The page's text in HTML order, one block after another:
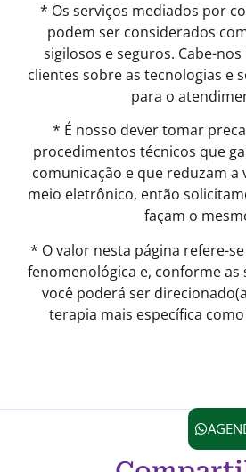
* Os serviços mediados por
podem ser considerados
sigilosos e seguros. Cabe-
clientes sobre as tecnologias e
para o
* É nosso dever tomar
procedimentos técnicos que
comunicação e que reduzam
meio eletrônico, então
façam o
* O valor nesta página refere-
fenomenológica e, conforme as
você poderá ser
terapia mais específica como